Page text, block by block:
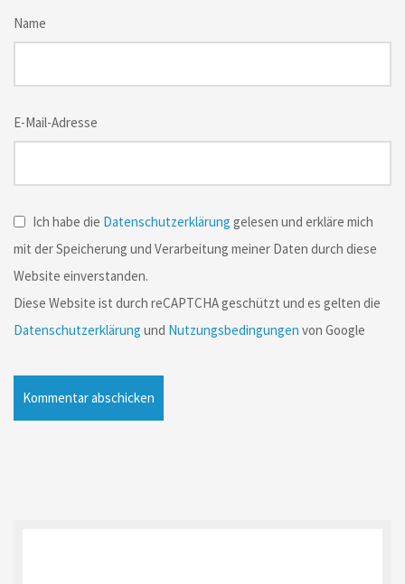
Name
E-Mail-Adresse
Ich habe die Datenschutzerklärung gelesen und erkläre mich
mit der Speicherung und Verarbeitung meiner Daten durch diese
Website einverstanden.
Diese Website ist durch reCAPTCHA geschützt und es gelten die
Datenschutzerklärung und Nutzungsbedingungen von Google